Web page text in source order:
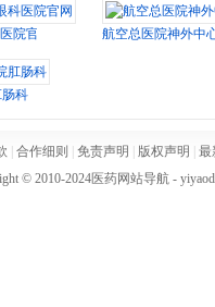
院官网 航空总医院神外中
肠科
合作细则 免责声明 版权声明
最
© 2010-2024医药网站导航-